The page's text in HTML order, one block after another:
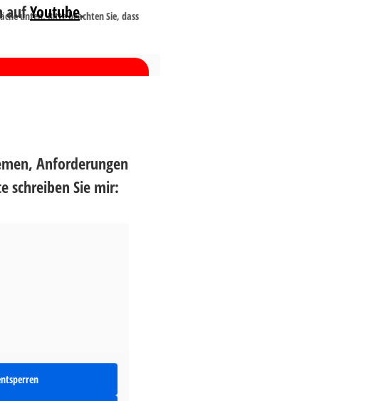
unten. Bitte beachten Sie, dass
aufYoutube.
Anforderungen
schreiben Sie mir: